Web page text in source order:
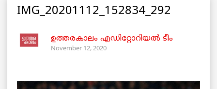
IMG_20201112_152834_292
ഉത്തരകാലം എഡിറ്റോറിയല്‍ ടീം
November 12, 2020